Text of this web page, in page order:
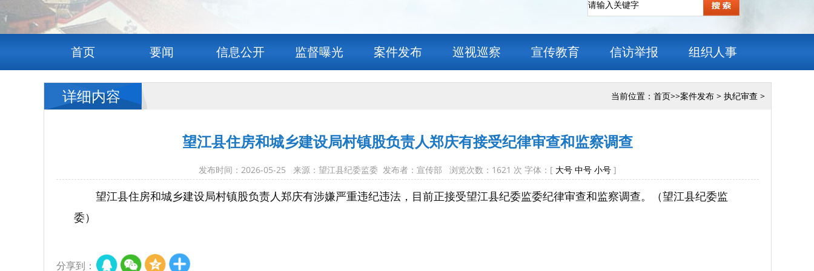
首页 要闻 信息公开 监督曝光 案件发布 巡视巡察 宣传教育 信访举报 组织人事
当前位置： 首页>>案件发布 > 执纪审查 >
详细内容
望江县住房和城乡建设局村镇股负责人郑庆有接受纪律审查和监察调查
发布时间：2026-05-25 来源：望江县纪委监委 发布者：宣传部 浏览次数： 1621 次 字体：[ 大号 中号 小号 ]
望江县住房和城乡建设局村镇股负责人郑庆有涉嫌严重违纪违法，目前正接受望江县纪委监委纪律审查和监察调查。（望江县纪委监
委）
分享到：